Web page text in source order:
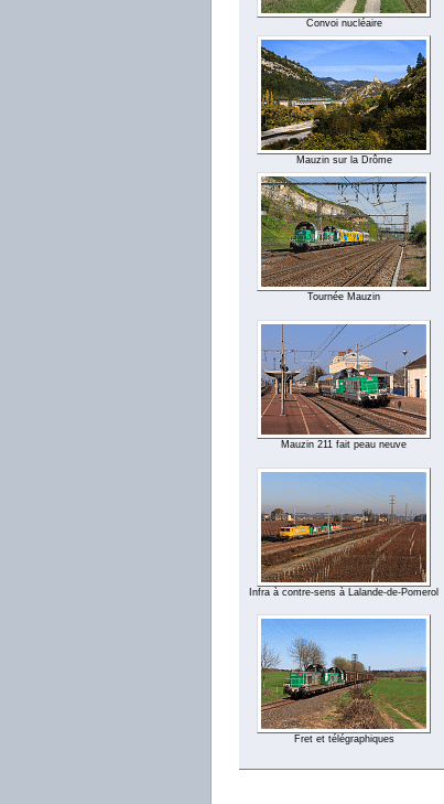
Convoi nucléaire
Mauzin sur la Drôme
Tournée Mauzin
Mauzin 211 fait peau neuve
Infra à contre-sens à Lalande-de-Pomerol
Fret et télégraphiques